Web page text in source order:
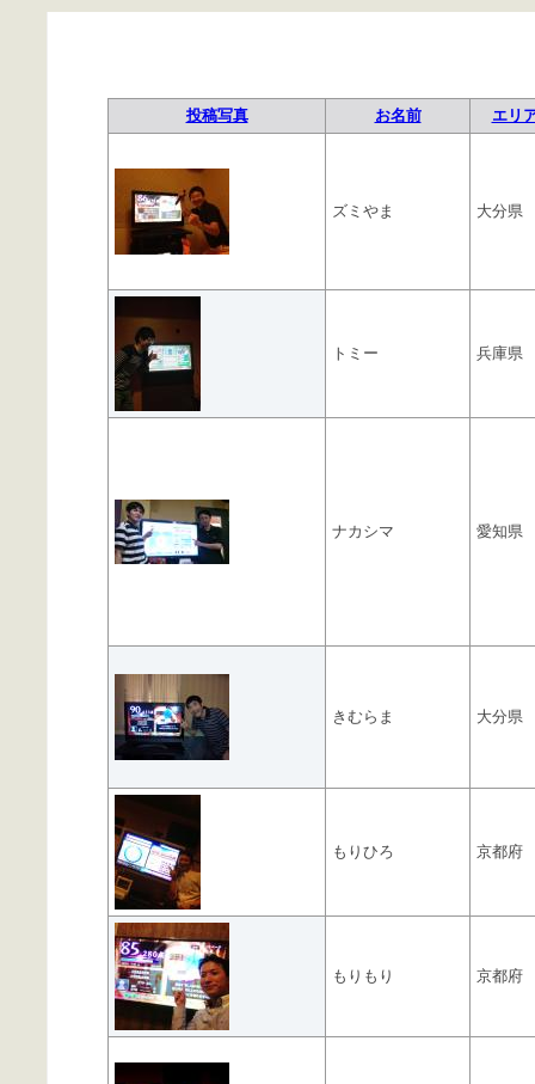
投稿写真 お名前 エリ
ズミやま 大分県
トミー 兵庫県
ナカシマ 愛知県
きむらま 大分県
もりひろ 京都府
もりもり 京都府